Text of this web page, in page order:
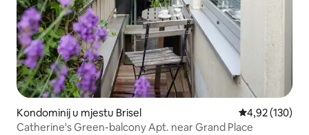
Kondominij u mjestu Brisel Prosječna
4,92 (130)
Catherine's Green-balcony Apt. near Grand Place